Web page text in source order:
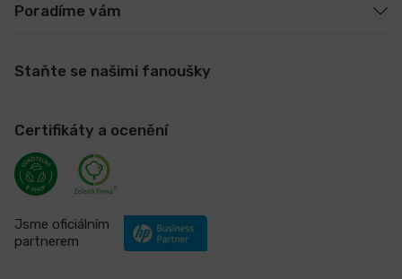
Poradíme vám
Staňte se našimi fanoušky
Certifikáty a ocenění
Jsme oficiálním
partnerem